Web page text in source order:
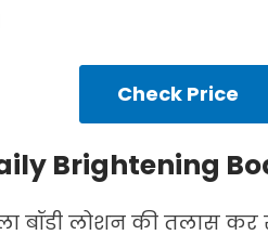
Check Price
Brightening
बॉडी लोशन की तलास कर